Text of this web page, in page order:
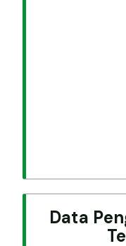
Data